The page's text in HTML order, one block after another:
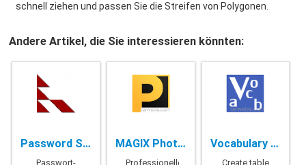
schnell ziehen und passen Sie die Streifen von Polygonen.
Andere Artikel, die Sie interessieren könnten:
Password Safe - 3.52.0
Passwort-
MAGIX Photostory Deluxe - 2021 v20.0.1.52
Professionelle
Vocabulary Worksheet Factory Pro + Enterprise - 6.1.109.0
Create table